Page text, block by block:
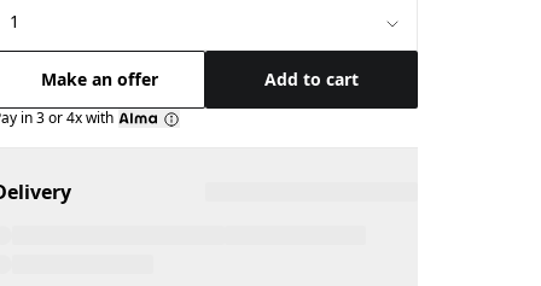
Make an offer Add to cart
in 3 or 4x with